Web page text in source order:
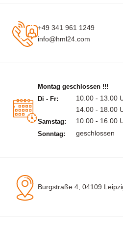
+49 341 961 1249
info@hml24.com
Montag geschlossen !!!
Di - Fr:
10.00 - 13.00
14.00 - 18.00
Samstag: 10.00 - 16.00
Sonntag: geschlossen
Burgstraße 4, 04109